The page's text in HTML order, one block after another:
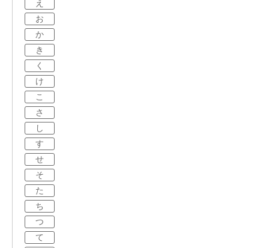
え
お
か
き
く
け
こ
さ
し
す
せ
そ
た
ち
つ
て